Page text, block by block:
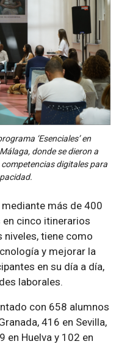
‘Esenciales’ en
donde se dieron a
digitales para
más de 400
cinco itinerarios
tiene como
y mejorar la
en su día a día,
laborales.
con 658 alumnos
416 en Sevilla,
en Huelva y 102 en